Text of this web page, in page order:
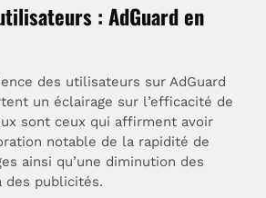
: AdGuard en
des utilisateurs sur AdGuard
un éclairage sur l’efficacité de
sont ceux qui affirment avoir
notable de la rapidité de
ainsi qu’une diminution des
des publicités.